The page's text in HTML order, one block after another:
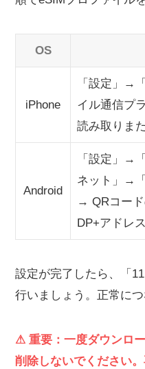
OS
iPhone
「設定」→
イル通信プ
読み取りま
Android
「設定」→
ネット」→
→ QRコー
DP+アドレ
設定が完了したら、「
行いましょう。正常に
⚠ 重要：一度ダウンロ
削除しないでください